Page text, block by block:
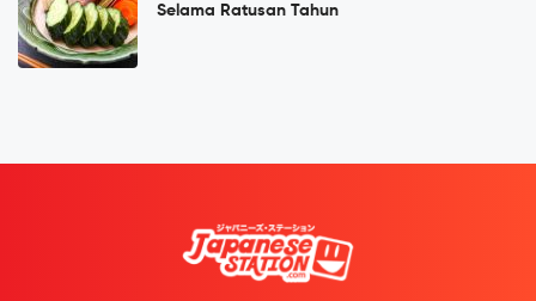
Selama Ratusan Tahun